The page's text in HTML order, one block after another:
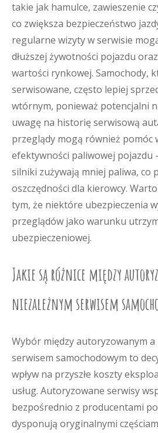
takie jak hamulce, zawieszenie
co zwiększa bezpieczeństwo
regularne wizyty w serwisie
dłuższej żywotności pojazdu
wartości rynkowej. Samochody,
serwisowane, często lepiej
wtórnym, ponieważ potencjalni
uwagę na historię serwisową
przeglądy mogą również pomóc
efektywności paliwowej pojazdu
silniki zużywają mniej paliwa, co
oszczędności dla kierowcy.
tym, że niektóre ubezpieczenia
przeglądów jako warunku
ubezpieczeniowej.
Jakie są różnice między
niezależnym serwisem
Wybór między autoryzowanym a
serwisem samochodowym to
wpływ na przyszłe koszty
usług. Autoryzowane serwisy
bezpośrednio z producentami
dysponują oryginalnymi